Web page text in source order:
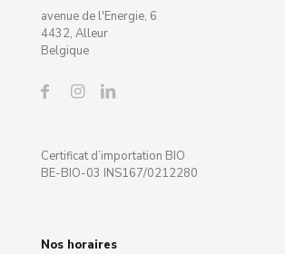
avenue de l'Energie, 6
4432, Alleur
Belgique
Certificat d’importation BIO
BE-BIO-03 INS167/0212280
Nos horaires